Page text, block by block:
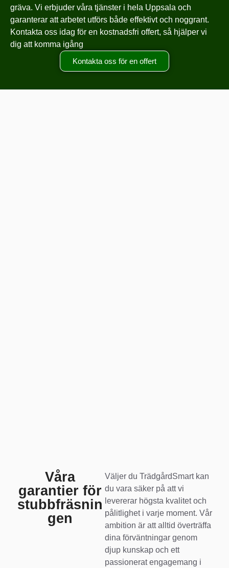
gräva. Vi erbjuder våra tjänster i hela Uppsala och
garanterar att arbetet utförs både effektivt och noggrant.
Kontakta oss idag för en kostnadsfri offert, så hjälper vi
dig att komma igång
Kontakta oss för en offert
Våra
garantier för
stubbfräsnin
gen
Väljer du TrädgårdSmart kan
du vara säker på att vi
levererar högsta kvalitet och
pålitlighet i varje moment. Vår
ambition är att alltid överträffa
dina förväntningar genom
djup kunskap och ett
passionerat engagemang i